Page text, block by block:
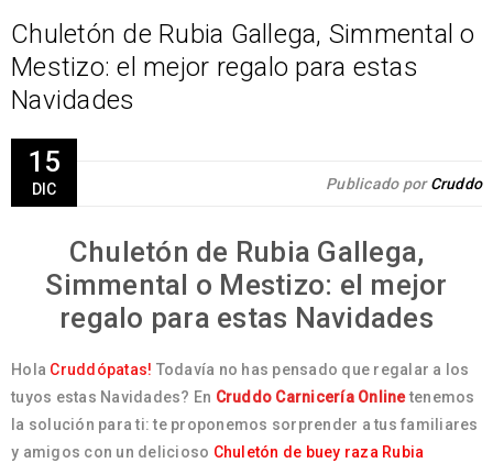
Chuletón de Rubia Gallega, Simmental o
Mestizo: el mejor regalo para estas
Navidades
15
DIC Publicado porCruddo
Chuletón de Rubia Gallega,
Simmental o Mestizo: el mejor
regalo para estas Navidades
Hola Cruddópatas! Todavía no has pensado que regalar a los
tuyos estas Navidades? En Cruddo Carnicería Onlinetenemos
la solución para ti: te proponemos sorprender a tus familiares
y amigos con un delicioso Chuletón de buey raza Rubia